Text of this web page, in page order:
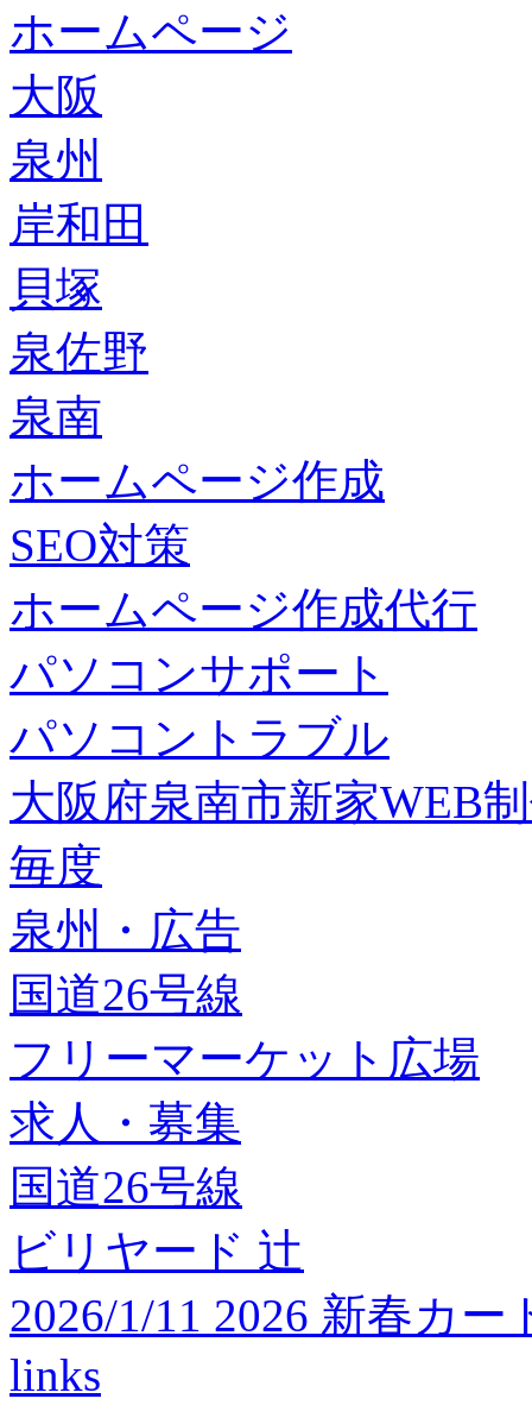
ホームページ
大阪
泉州
岸和田
貝塚
泉佐野
泉南
ホームページ作成
SEO対策
ホームページ作成代行
パソコンサポート
パソコントラブル
大阪府泉南市新家WEB
毎度
泉州・広告
国道26号線
フリーマーケット広場
求人・募集
国道26号線
ビリヤード 辻
2026/1/11 2026 新春カ
links